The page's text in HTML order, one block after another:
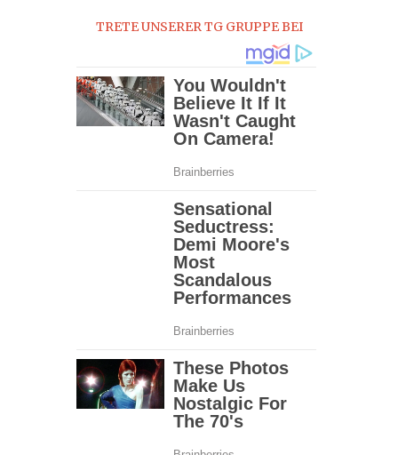
TRETE UNSERER TG GRUPPE BEI